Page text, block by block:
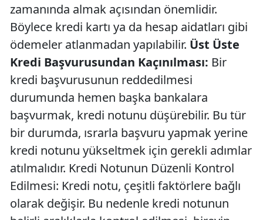
zamanında almak açısından önemlidir.
Böylece kredi kartı ya da hesap aidatları gibi
ödemeler atlanmadan yapılabilir. Üst Üste
Kredi Başvurusundan Kaçınılması: Bir
kredi başvurusunun reddedilmesi
durumunda hemen başka bankalara
başvurmak, kredi notunu düşürebilir. Bu tür
bir durumda, ısrarla başvuru yapmak yerine
kredi notunu yükseltmek için gerekli adımlar
atılmalıdır. Kredi Notunun Düzenli Kontrol
Edilmesi: Kredi notu, çeşitli faktörlere bağlı
olarak değişir. Bu nedenle kredi notunun